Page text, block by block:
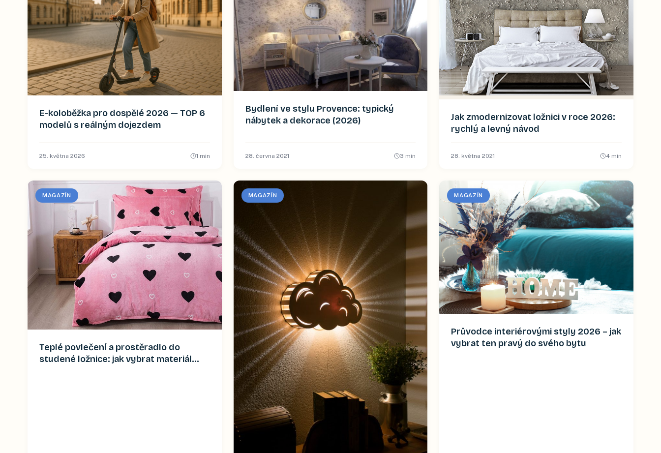
E-koloběžka pro dospělé 2026 — TOP 6
modelů s reálným dojezdem
25. května 2026 1 min
Bydlení ve stylu Provence: typický
nábytek a dekorace (2026)
28. června 2021 3 min
Jak zmodernizovat ložnici v roce 2026:
rychlý a levný návod
28. května 2021 4min
MAGAZÍN
Teplé povlečení a prostěradlo do
studené ložnice: jak vybrat materiál
MAGAZÍN MAGAZÍN
Průvodce interiérovými styly 2026 – jak
vybrat ten pravý do svého bytu